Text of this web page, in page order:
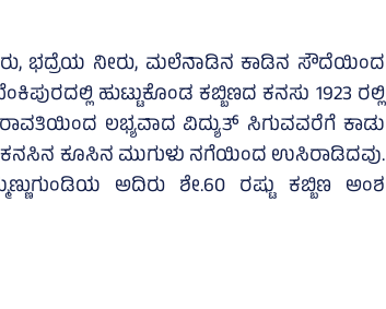
ಭದ್ರೆಯ ನೀರು, ಮಲೆನಾಡಿನ ಕಾಡಿನ ಸೌದೆಯಿಂದ
ಹುಟ್ಟುಕೊಂಡ ಕಬ್ಬಿಣದ ಕನಸು 1923 ರಲ್ಲಿ
ಲಭ್ಯವಾದ ವಿದ್ಯುತ್ ಸಿಗುವವರೆಗೆ ಕಾಡು
ಕನಸಿನ ಕೂಸಿನ ಮುಗುಳು ನಗೆಯಿಂದ ಉಸಿರಾಡಿದವು.
ಅದಿರು ಶೇ.60 ರಷ್ಟು ಕಬ್ಬಿಣ ಅಂಶ